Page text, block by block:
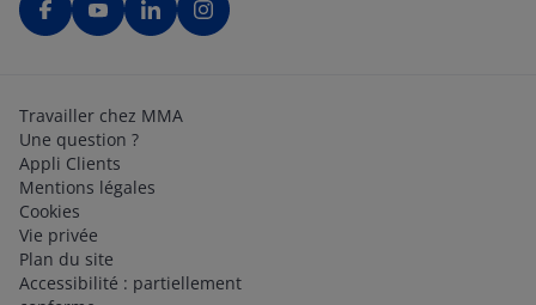
Travailler chez MMA
Une question ?
Appli Clients
Mentions légales
Cookies
Vie privée
Plan du site
Accessibilité : partiellement